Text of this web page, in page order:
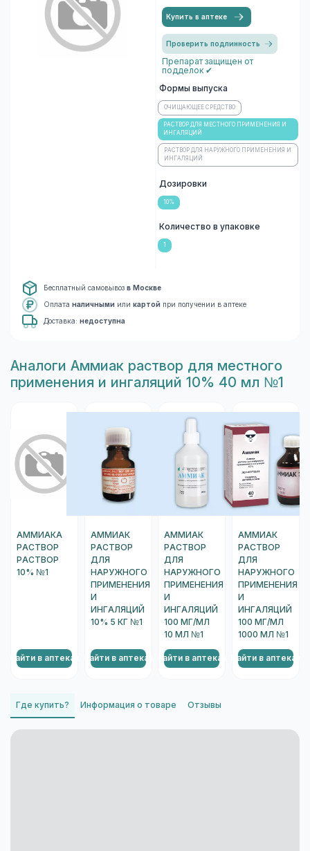
Купить в аптеке
Проверить подлинность
Препарат защищен от
подделок ✔
Формы выпуска
ОЧИЩАЮЩЕЕ СРЕДСТВО
РАСТВОР ДЛЯ МЕСТНОГО ПРИМЕНЕНИЯ И
ИНГАЛЯЦИЙ
РАСТВОР ДЛЯ НАРУЖНОГО ПРИМЕНЕНИЯ И
ИНГАЛЯЦИЙ
Дозировки
10%
Количество в упаковке
1
Бесплатный самовывоз в Москве
Оплата наличными или картой при получении в аптеке
Доставка: недоступна
Aналоги Аммиак раствор для местного
применения и ингаляций 10% 40 мл №1
АММИАКА
РАСТВОР
РАСТВОР
10% №1
Найти в аптеках
АММИАК
РАСТВОР
ДЛЯ
НАРУЖНОГО
ПРИМЕНЕНИЯ
И
ИНГАЛЯЦИЙ
10% 5 КГ №1
Найти в аптеках
АММИАК
РАСТВОР
ДЛЯ
НАРУЖНОГО
ПРИМЕНЕНИЯ
И
ИНГАЛЯЦИЙ
100 МГ/МЛ
10 МЛ №1
Найти в аптеках
АММИАК
РАСТВОР
ДЛЯ
НАРУЖНОГО
ПРИМЕНЕНИЯ
И
ИНГАЛЯЦИЙ
100 МГ/МЛ
1000 МЛ №1
Найти в аптеках
Где купить? Информация о товаре Отзывы